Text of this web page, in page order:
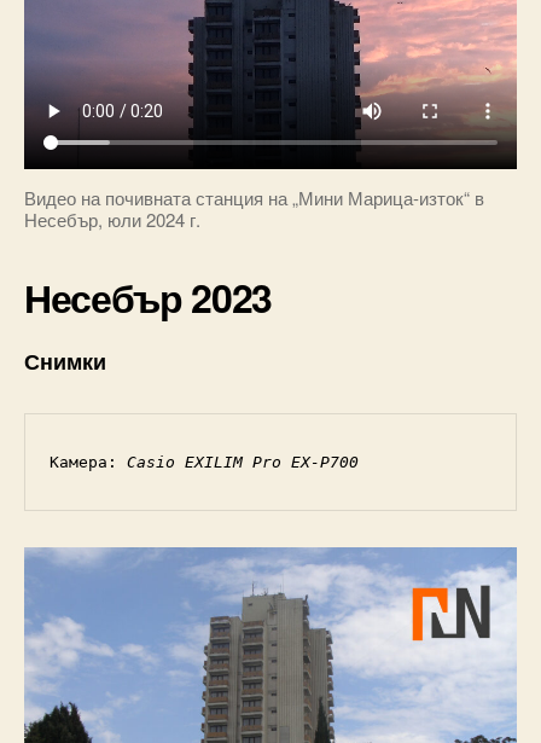
Видео на почивната станция на „Мини Марица-изток“ в
Несебър, юли 2024 г.
Несебър 2023
Снимки
Камера: Casio EXILIM Pro EX-P700